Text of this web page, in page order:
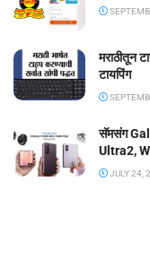
मराठीतून
टायपिंग
सॅमसंग
Ultra2,
JULY 24,